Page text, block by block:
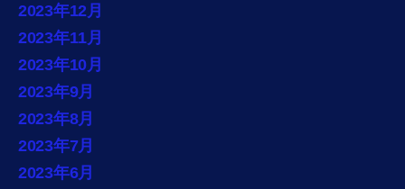
2023年12月
2023年11月
2023年10月
2023年9月
2023年8月
2023年7月
2023年6月